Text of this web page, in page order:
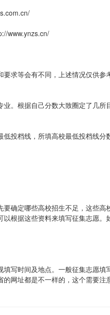
www.ynzs.cn/
求等会有不同，上述情况仅供
。根据自己分数大致圈定了几
投档线，所填高校最低投档线
确定哪些高校招生不足，这些
以根据这些资料来填写征集志愿
写时间及地点。一般征集志愿
网址都是不一样的，这个需要注